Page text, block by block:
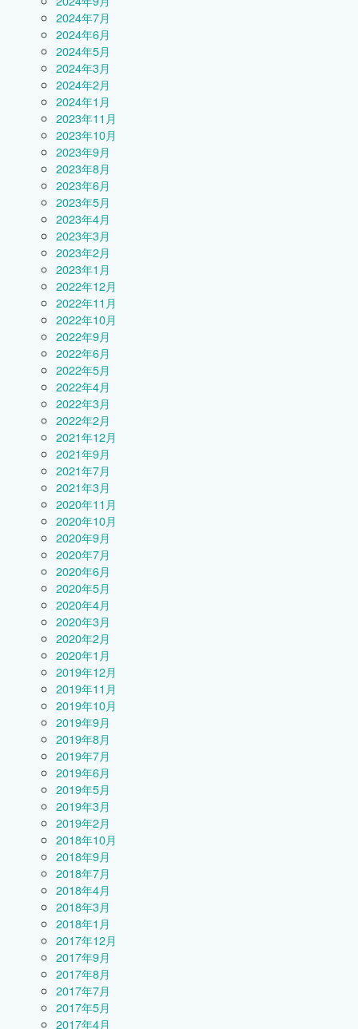
2024年7月
2024年6月
2024年5月
2024年3月
2024年2月
2024年1月
2023年11月
2023年10月
2023年9月
2023年8月
2023年6月
2023年5月
2023年4月
2023年3月
2023年2月
2023年1月
2022年12月
2022年11月
2022年10月
2022年9月
2022年6月
2022年5月
2022年4月
2022年3月
2022年2月
2021年12月
2021年9月
2021年7月
2021年3月
2020年11月
2020年10月
2020年9月
2020年7月
2020年6月
2020年5月
2020年4月
2020年3月
2020年2月
2020年1月
2019年12月
2019年11月
2019年10月
2019年9月
2019年8月
2019年7月
2019年6月
2019年5月
2019年3月
2019年2月
2018年10月
2018年9月
2018年7月
2018年4月
2018年3月
2018年1月
2017年12月
2017年9月
2017年8月
2017年7月
2017年5月
2017年4月